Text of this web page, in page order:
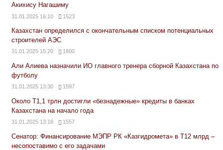
Акихису Нагашиму
31.01.2025 16:10 1523
Казахстан определился с окончательным списком потенциальных
строителей АЭС
31.01.2025 15:20 1800
Али Алиева назначили ИО главного тренера сборной Казахстана по
футболу
31.01.2025 13:30 1597
Около Т1,1 трлн достигли «безнадежные» кредиты в банках
Казахстана на начало года
31.01.2025 13:18 1557
Сенатор: Финансирование МЭПР РК «Казгидромета» в Т12 млрд –
несопоставимо с его задачами